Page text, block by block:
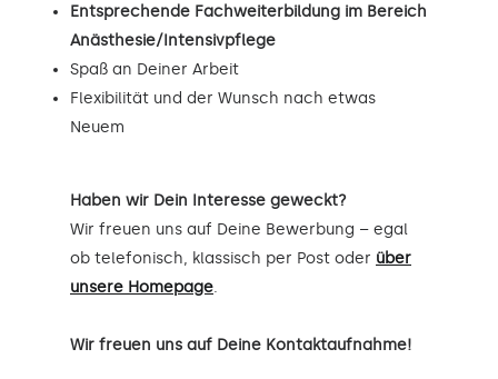
Entsprechende Fachweiterbildung im Bereich
Anästhesie/Intensivpflege
Spaß an Deiner Arbeit
Flexibilität und der Wunsch nach etwas
Neuem
Haben wir Dein Interesse geweckt?
Wir freuen uns auf Deine Bewerbung – egal
ob telefonisch, klassisch per Post oder über
unsere Homepage.
Wir freuen uns auf Deine Kontaktaufnahme!